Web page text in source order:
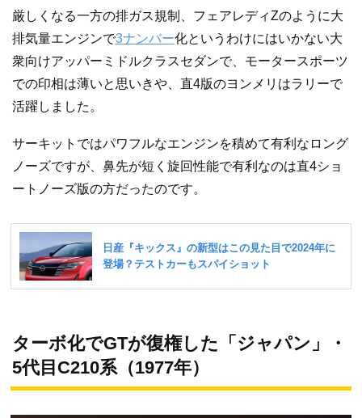
厳しくなる一方の排ガス規制、フェアレディZのように大
排気量エンジンで3ナンバー化というわけにはいかない大
衆向けアッパーミドルクラスセダンで、モータースポーツ
での印相は薄いと思いきや、直4版のヨンメリはラリーで
活躍しました。
サーキットではパワフルなエンジンを積めて有利なロング
ノーズですが、鼻先が短く旋回性能で有利なのは直4ショ
ートノーズ版の方だったのです。
ターボ化でGTが復権した「ジャパン」・
5代目C210系（1977年）